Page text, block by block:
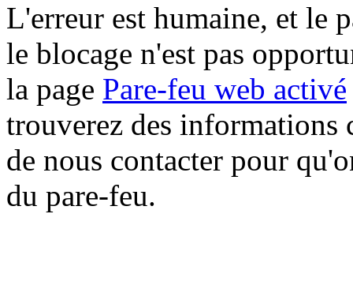
L'erreur est humaine, et le
le blocage n'est pas
la page Pare-feu web activé
trouverez des informations
de nous contacter pour
du pare-feu.